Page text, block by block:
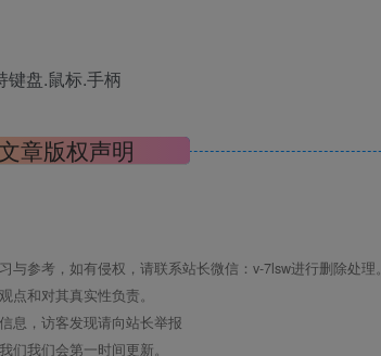
键盘.鼠标.手柄
章版权声明
参考，如有侵权，请联系站长微信：v-7lsw进行删除处理。
和对其真实性负责。
息，访客发现请向站长举报
我们会第一时间更新。